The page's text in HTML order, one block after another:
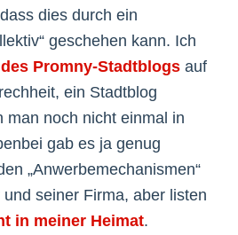
dies durch ein
geschehen kann. Ich
Promny-Stadtblogsauf
ein Stadtblog
man noch nicht einmal in
gab es ja genug
„Anwerbemechanismen“
seiner Firma, aber listen
in meiner Heimat.